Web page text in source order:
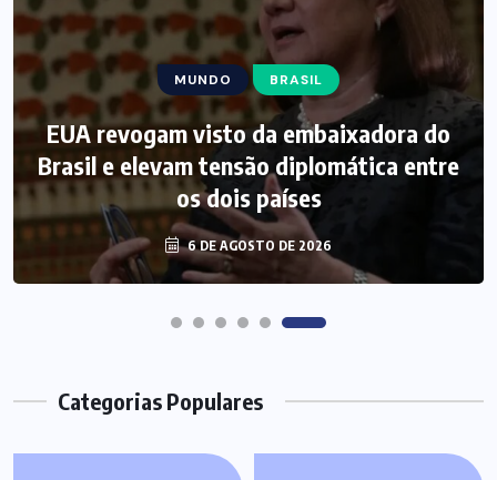
MUNDO BRASIL
EUA revogam visto da embaixadora do
Brasil e elevam tensão diplomática entre
os dois países
6 DE AGOSTO DE 2026
Categorias Populares